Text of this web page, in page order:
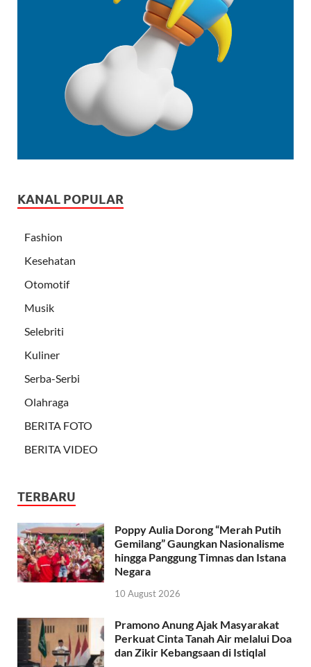
KANAL POPULAR
Fashion
Kesehatan
Otomotif
Musik
Selebriti
Kuliner
Serba-Serbi
Olahraga
BERITA FOTO
BERITA VIDEO
TERBARU
Poppy Aulia Dorong “Merah Putih
Gemilang” Gaungkan Nasionalisme
hingga Panggung Timnas dan Istana
Negara
10 August 2026
Pramono Anung Ajak Masyarakat
Perkuat Cinta Tanah Air melalui Doa
dan Zikir Kebangsaan di Istiqlal